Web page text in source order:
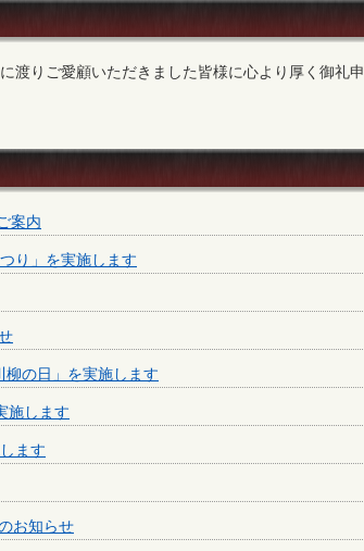
渡りご愛顧いただきました皆様に心より厚く御礼申
案内
り」を実施します
柳の日」を実施します
施します
ます
お知らせ